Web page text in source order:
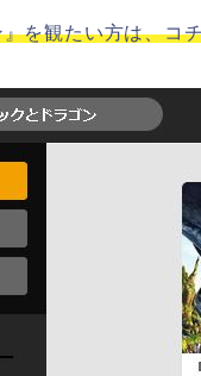
を観たい方は、コ